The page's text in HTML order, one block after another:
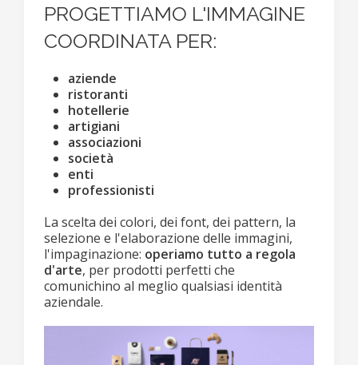
PROGETTIAMO L'IMMAGINE
COORDINATA PER:
aziende
ristoranti
hotellerie
artigiani
associazioni
società
enti
professionisti
La scelta dei colori, dei font, dei pattern, la
selezione e l'elaborazione delle immagini,
l'impaginazione: operiamo tutto a regola
d'arte, per prodotti perfetti che
comunichino al meglio qualsiasi identità
aziendale.